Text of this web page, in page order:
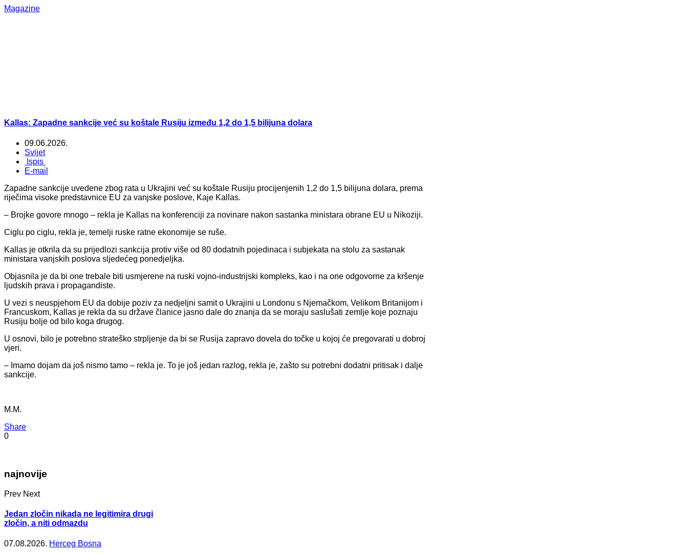
Magazine
Kallas: Zapadne sankcije već su koštale Rusiju između 1,2 do 1,5 bilijuna dolara
09.06.2026.
Svijet
Ispis
E-mail
Zapadne sankcije uvedene zbog rata u Ukrajini već su koštale Rusiju procijenjenih 1,2 do 1,5 bilijuna dolara, prema
riječima visoke predstavnice EU za vanjske poslove, Kaje Kallas.
– Brojke govore mnogo – rekla je Kallas na konferenciji za novinare nakon sastanka ministara obrane EU u Nikoziji.
Ciglu po ciglu, rekla je, temelji ruske ratne ekonomije se ruše.
Kallas je otkrila da su prijedlozi sankcija protiv više od 80 dodatnih pojedinaca i subjekata na stolu za sastanak
ministara vanjskih poslova sljedećeg ponedjeljka.
Objasnila je da bi one trebale biti usmjerene na ruski vojno-industrijski kompleks, kao i na one odgovorne za kršenje
ljudskih prava i propagandiste.
U vezi s neuspjehom EU da dobije poziv za nedjeljni samit o Ukrajini u Londonu s Njemačkom, Velikom Britanijom i
Francuskom, Kallas je rekla da su države članice jasno dale do znanja da se moraju saslušati zemlje koje poznaju
Rusiju bolje od bilo koga drugog.
U osnovi, bilo je potrebno strateško strpljenje da bi se Rusija zapravo dovela do točke u kojoj će pregovarati u dobroj
vjeri.
– Imamo dojam da još nismo tamo – rekla je. To je još jedan razlog, rekla je, zašto su potrebni dodatni pritisak i dalje
sankcije.
M.M.
Share
0
najnovije
Prev Next
Jedan zločin nikada ne legitimira drugi
zločin, a niti odmazdu
07.08.2026. Herceg Bosna